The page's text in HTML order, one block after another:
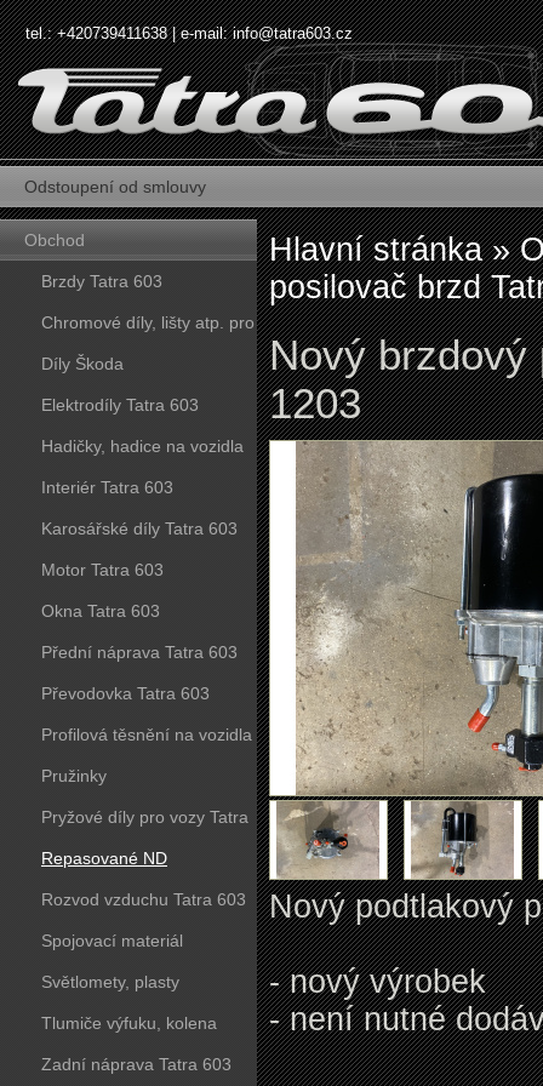
tel.: +420739411638 | e-mail:info@tatra603.cz
Odstoupení od smlouvy
Obchod
Brzdy Tatra 603
Chromové díly, lišty atp. pro
vozy Tatra 603
Díly Škoda
Elektrodíly Tatra 603
Hadičky, hadice na vozidla
Tatra 603
Interiér Tatra 603
Karosářské díly Tatra 603
Motor Tatra 603
Okna Tatra 603
Přední náprava Tatra 603
Převodovka Tatra 603
Profilová těsnění na vozidla
Tatra 603
Pružinky
Pryžové díly pro vozy Tatra
603
Repasované ND
Rozvod vzduchu Tatra 603
Spojovací materiál
Světlomety, plasty
Tlumiče výfuku, kolena
Zadní náprava Tatra 603
Hlavní stránka»
posilovač brzd
Nový brzdový
1203
Nový podtlakový
- nový výrobek
- není nutné